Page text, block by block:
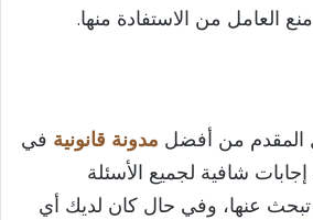
العامل من الاستفادة منها.
المقدم من أفضل مدونة قانونية في
شافية لجميع الأسئلة
تبحث عنها، وفي حال كان لديك أي